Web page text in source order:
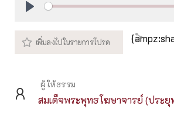
ผู้ให้ธรรม
สมเด็จพระพุทธโฆษาจารย์ (ประ